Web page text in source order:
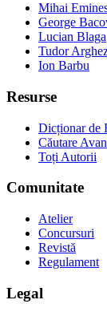
Mihai
George
Lucian Blaga
Tudor
Ion Barbu
Resurse
Dicționar de
Căutare
Toți Autorii
Comunitate
Atelier
Concursuri
Revistă
Regulament
Legal